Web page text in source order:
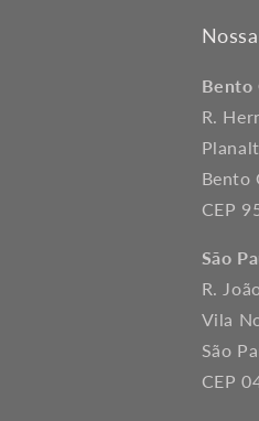
Bento
R.
Bento
CEP
São
R.
Vila
São
CEP